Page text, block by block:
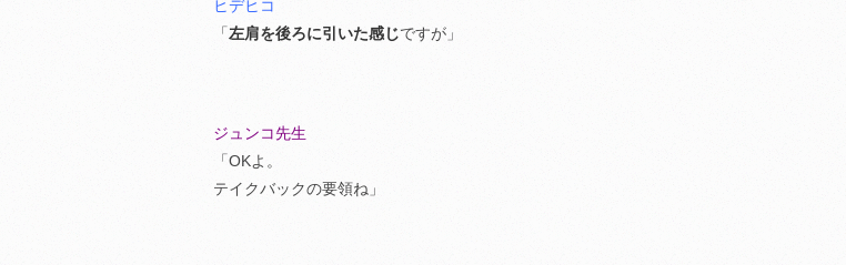
ヒデヒコ
「左肩を後ろに引いた感じですが」
ジュンコ先生
「OKよ。
テイクバックの要領ね」